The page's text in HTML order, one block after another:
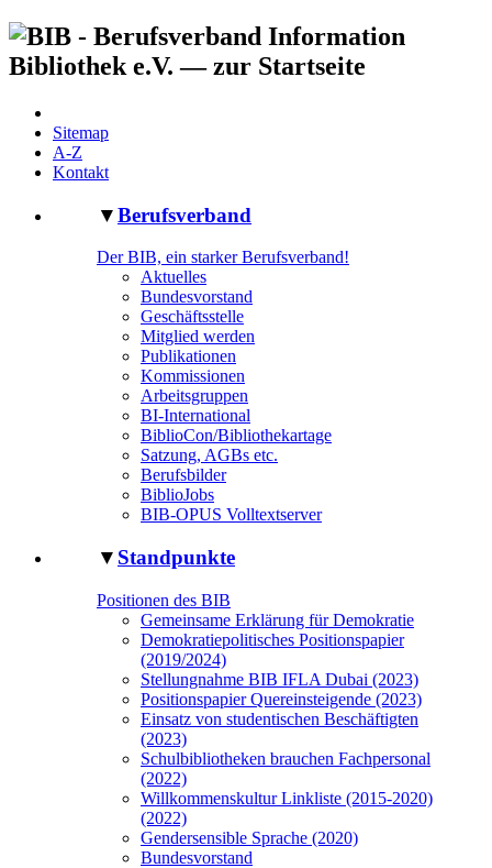
Sitemap
A-Z
Kontakt
▼Berufsverband
Der BIB, ein starker Berufsverband!
Aktuelles
Bundesvorstand
Geschäftsstelle
Mitglied werden
Publikationen
Kommissionen
Arbeitsgruppen
BI-International
BiblioCon/Bibliothekartage
Satzung, AGBs etc.
Berufsbilder
BiblioJobs
BIB-OPUS Volltextserver
▼ Standpunkte
Positionen des BIB
Gemeinsame Erklärung für Demokratie
Demokratiepolitisches Positionspapier
(2019/2024)
Stellungnahme BIB IFLA Dubai (2023)
Positionspapier Quereinsteigende (2023)
Einsatz von studentischen Beschäftigten
(2023)
Schulbibliotheken brauchen Fachpersonal
(2022)
Willkommenskultur Linkliste (2015-2020)
(2022)
Gendersensible Sprache (2020)
Bundesvorstand